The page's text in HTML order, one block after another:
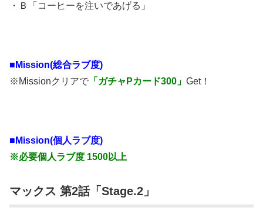
・Ｂ「コーヒーを注いであげる」
■Mission(総合ラブ度)
※Missionクリアで 「ガチャPカード300」 Get！
■Mission(個人ラブ度)
※必要個人ラブ度 1500以上
マックス 第2話「Stage.2」